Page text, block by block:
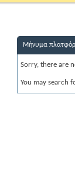
Μήνυμα
Sorry, there are
You may search